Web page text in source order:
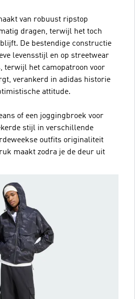
van robuust ripstop
dragen, terwijl het toch
De bestendige constructie
levensstijl en op streetwear
terwijl het camopatroon voor
verankerd in adidas historie
attitude.
of een joggingbroek voor
stijl in verschillende
outfits originaliteit
maakt zodra je de deur uit